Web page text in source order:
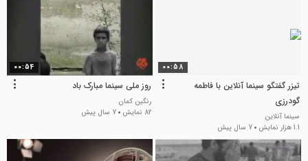
00:58
تیزر گفتگو سینما آنلاین با فاطمه
گودرزی
سینما آنلاین
1.1 هزار نمایش
7 سال پیش
00:54
روز ملی سینما مبارک باد
رنگین کمان
82 نمایش
7 سال پیش